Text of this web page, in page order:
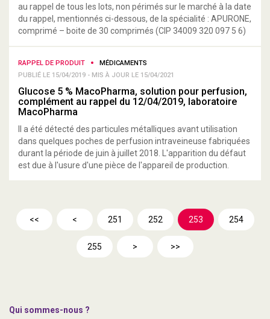
au rappel de tous les lots, non périmés sur le marché à la date
du rappel, mentionnés ci-dessous, de la spécialité : APURONE,
comprimé – boite de 30 comprimés (CIP 34009 320 097 5 6)
RAPPEL DE PRODUIT
MÉDICAMENTS
PUBLIÉ LE 15/04/2019 - MIS À JOUR LE 15/04/2021
Glucose 5 % MacoPharma, solution pour perfusion,
complément au rappel du 12/04/2019, laboratoire
MacoPharma
Il a été détecté des particules métalliques avant utilisation
dans quelques poches de perfusion intraveineuse fabriquées
durant la période de juin à juillet 2018. L'apparition du défaut
est due à l'usure d'une pièce de l'appareil de production.
<< < 251 252 253 254
255 > >>
Qui sommes-nous ?